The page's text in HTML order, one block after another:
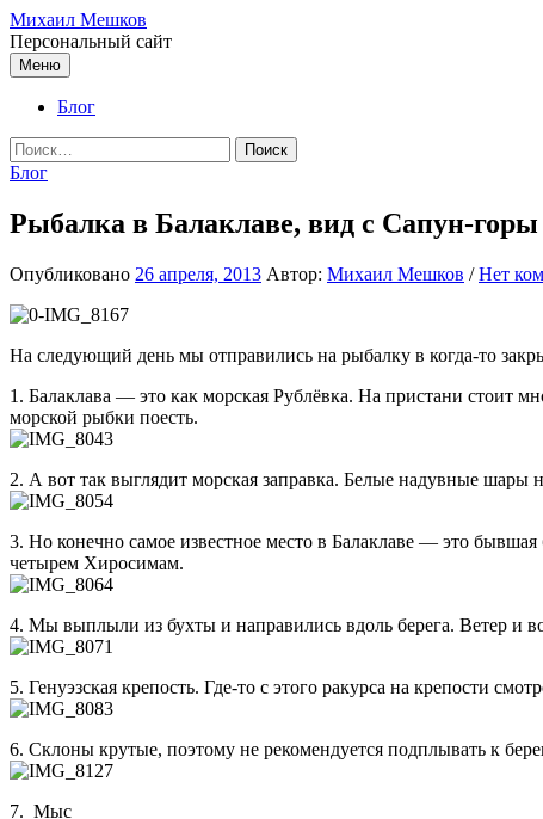
Перейти
к
содержимому
Михаил Мешков
Персональный сайт
Меню
Блог
Найти:
Блог
Рыбалка в Балаклаве, вид с Сапун-
Опубликовано 26 апреля, 2013 Автор: Михаил Мешков /Нет
На следующий день мы отправились на рыбалку в когда-то
1. Балаклава — это как морская Рублёвка. На пристани стоит
морской рыбки поесть.
2. А вот так выглядит морская заправка. Белые надувные шары
3. Но конечно самое известное место в Балаклаве — это
четырем Хиросимам.
4. Мы выплыли из бухты и направились вдоль берега. Ветер и
5. Генуэзская крепость. Где-то с этого ракурса на крепости
6. Склоны крутые, поэтому не рекомендуется подплывать к
7. Мыс